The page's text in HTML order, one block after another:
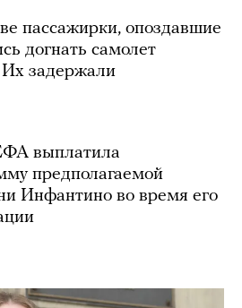
пассажирки, опоздавшие
догнать самолет
задержали
выплатила
предполагаемой
Инфантино во время его